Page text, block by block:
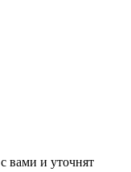
вами и уточнят